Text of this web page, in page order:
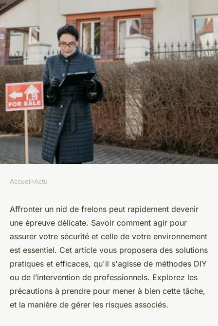
Déstruction nid de frelon :
solutions rapides et sécurisées
Lila •16 novembre 2024•3 min de lecture
Accueil›Actu
Affronter un nid de frelons peut rapidement devenir
une épreuve délicate. Savoir comment agir pour
assurer votre sécurité et celle de votre environnement
est essentiel. Cet article vous proposera des solutions
pratiques et efficaces, qu'il s'agisse de méthodes DIY
ou de l’intervention de professionnels. Explorez les
précautions à prendre pour mener à bien cette tâche,
et la manière de gérer les risques associés.